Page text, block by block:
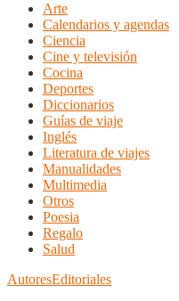
Arte
Calendarios y agendas
Ciencia
Cine y televisión
Cocina
Deportes
Diccionarios
Guías de viaje
Inglés
Literatura de viajes
Manualidades
Multimedia
Otros
Poesia
Regalo
Salud
AutoresEditoriales